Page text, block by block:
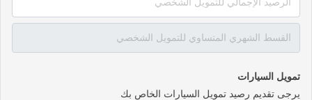
تمويل السيارات
يرجى تقديم رصيد تمويل السيارات الخاص بك